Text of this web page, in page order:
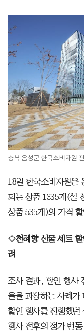
충북 음성군 한국소비자원
18일 한국소비자원은
되는 상품 1335개(설
상품 535개)의 가격
◇천혜향 선물 세트 할
려
조사 결과, 할인 행사
율을 과장하는 사례가
할인 행사를 진행했던
행사 전후의 정가 변